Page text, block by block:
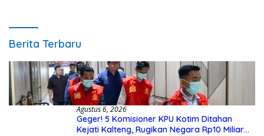
Berita Terbaru
Agustus 6, 2026
Geger! 5 Komisioner KPU Kotim Ditahan
Kejati Kalteng, Rugikan Negara Rp10 Miliar